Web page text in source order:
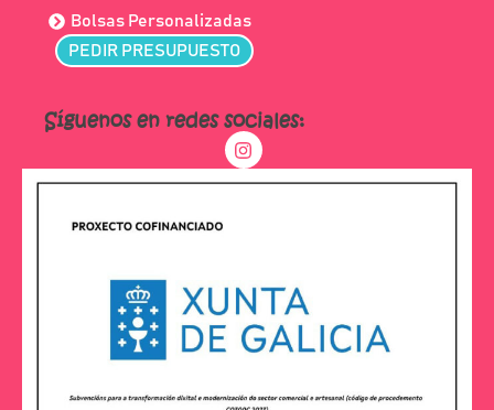
Bolsas Personalizadas
PEDIR PRESUPUESTO
Síguenos en redes sociales: